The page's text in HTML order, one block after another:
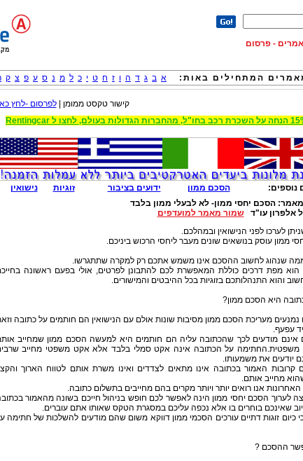
מאמרים - פרסום
המתחילים באות: א ב ג ד ה ו ז ח ט י כ ל מ נ ס ע פ צ ק
קישור טקסט ממומן |לפרסום -לחץ
נוספים: הסכם ממון ידועים בציבור זוגיות
נישואין
הסכם יחסי ממון- לא לבעלי ממון בלבד
אלפרון עו"דשמור מאמר למועדפים
לערכו לפני הנישואין ובמהלכם.
ממון עוסק בנושאים שונים מעבר ליחסי הרכוש ביניכם.
שנהוג לחשוב ההסכם אינו משמש אתכם רק למקרה שתתגרשו.
מפת דרכים כוללת המאפשרת לכם להתבונן לפרטים, אולי בפעם ראשונה
והוא התנהלותכם בזוגיות בכל ההיבטים והמישורים.
היא הסכם ממון?
נמנעים מעריכת הסכם ממון מסיבות שונות אולם עם הנישואין הם חותמים על כתובה
עפעף.
אינם מודעים לכך שהכתובה עליה הם חותמים היא למעשה הסכם ממון שמחייב
משפטית.החתימה על הכתובה אינה אקט סמלי בלבד אלא אקט משפטי מחייב
יודעים את משמעותו.
קרובות האמור בכתובה אינו מתאים לצדדים ואינו משרת אותם לטווח הארוך
מחייב אותם.
האחרונות אנו רואים יותר ויותר מקרים בהם מחייבים בתשלום כתובה.
לערוך הסכם יחסי ממון הינה לאפשר לכם חופש בניהול חייכם בשונה מהאמור
שאינכם בוחרים בו אלא נכפה עליכם במסגרת הטקס שאותו אתם עוברים.
כי כיום זוגות דתיים עורכים הסכמי ממון דווקא משום שהם מודעים להשלכות של חתימה
ההסכם ?